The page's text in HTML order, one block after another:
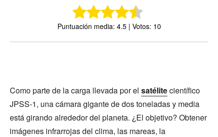
Puntuación media: 4.5 | Votos: 10
Como parte de la carga llevada por el satélitecientífico
JPSS-1, una cámara gigante de dos toneladas y media
está girando alrededor del planeta. ¿El objetivo? Obtener
imágenes infrarrojas del clima, las mareas, la